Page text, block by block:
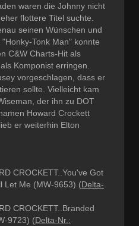
waren die Johnny nicht
flottere Titel suchte.
seinen Wünschen und
Tonk Man" konnte
C&W Charts-Hit als
Komponist erringen.
vorgeschlagen, dass er
sollte. Vielleicht kam
der ihn zu DOT
Howard Crockett
er weiterhin Elton
CROCKETT..You've Got
Let Me (MW-9653) (Delta-
CROCKETT..Branded
9723) (Delta-Nr.: